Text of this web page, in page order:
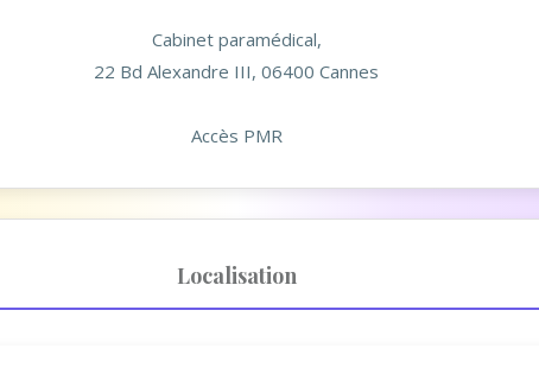
Cabinet paramédical,
22 Bd Alexandre III, 06400 Cannes
Accès PMR
Localisation